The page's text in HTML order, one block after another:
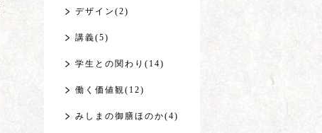
デザイン(2)
講義(5)
学生との関わり(14)
働く価値観(12)
みしまの御膳ほのか(4)